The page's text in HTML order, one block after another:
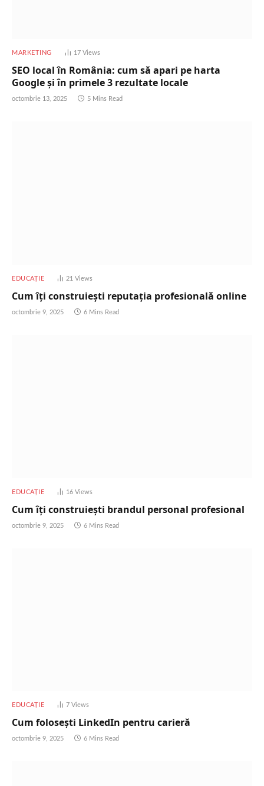
MARKETING 17 Views
SEO local în România: cum să apari pe harta
Google și în primele 3 rezultate locale
octombrie 13, 2025 5 Mins Read
EDUCAȚIE 21Views
Cum îți construiești reputația profesională online
octombrie 9, 2025 6 Mins Read
EDUCAȚIE 16Views
Cum îți construiești brandul personal profesional
octombrie 9, 2025 6 Mins Read
EDUCAȚIE 7Views
Cum folosești LinkedIn pentru carieră
octombrie 9, 2025 6 Mins Read